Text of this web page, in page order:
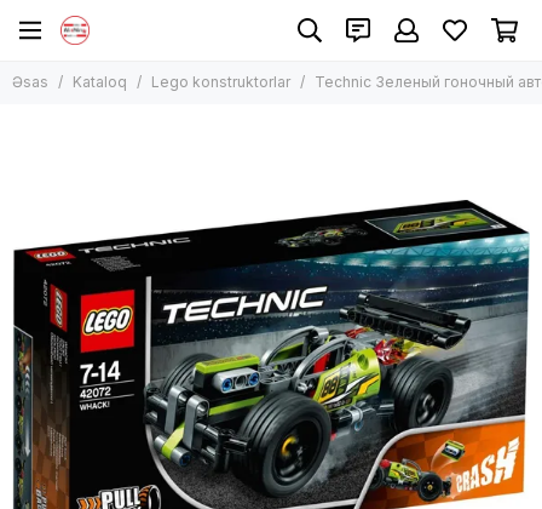
Lego konstruktorlar
Lego Creator
Lego Duplo
Lego Disney və Friends
Lego Ninjago
Lego Minecraft
Lego Star Wars
Digər modellər
Əsas Kataloq Lego konstruktorlar Technic Зеленый гоночный